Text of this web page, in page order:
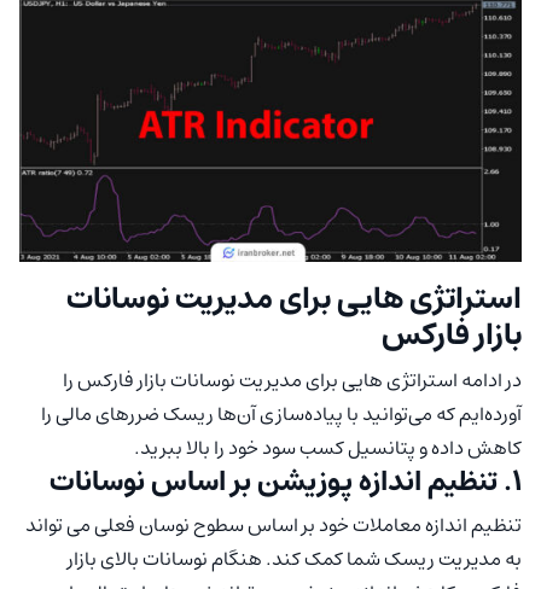
استراتژی هایی برای مدیریت نوسانات
بازار فارکس
در ادامه استراتژی هایی برای مدیریت نوسانات بازار فارکس را
آورده‌ایم که می‌توانید با پیاده‌سازی آن‌ها ریسک ضررهای مالی را
کاهش داده و پتانسیل کسب سود خود را بالا ببرید.
۱. تنظیم اندازه پوزیشن بر اساس نوسانات
تنظیم اندازه معاملات خود بر اساس سطوح نوسان فعلی می تواند
به مدیریت ریسک شما کمک کند. هنگام نوسانات بالای بازار